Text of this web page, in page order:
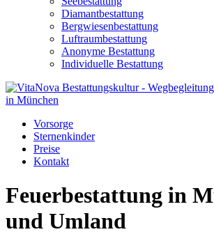
Diamantbestattung
Bergwiesenbestattung
Luftraumbestattung
Anonyme Bestattung
Individuelle Bestattung
Vorsorge
Sternenkinder
Preise
Kontakt
Feuerbestattung in
und Umland